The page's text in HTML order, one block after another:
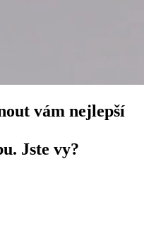
vám nejlepší
Jste vy?